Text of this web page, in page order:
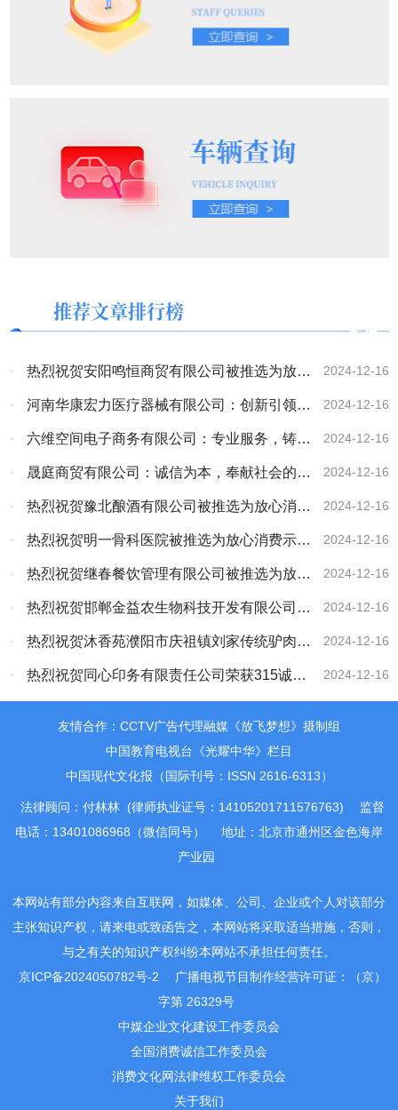
推荐文章排行榜
·
热烈祝贺安阳鸣恒商贸有限公司被推选为放心
消费示范单位
2024-12-16
·
河南华康宏力医疗器械有限公司：创新引领，
诚信致远
2024-12-16
·
六维空间电子商务有限公司：专业服务，铸就
卓越品质
2024-12-16
·
晟庭商贸有限公司：诚信为本，奉献社会的行
业典范
2024-12-16
·
热烈祝贺豫北酿酒有限公司被推选为放心消费
示范单位
2024-12-16
·
热烈祝贺明一骨科医院被推选为放心消费示范
单位
2024-12-16
·
热烈祝贺继春餐饮管理有限公司被推选为放心
消费示范单位
2024-12-16
·
热烈祝贺邯郸金益农生物科技开发有限公司的
蒲公英茶被推选为“百佳地方特色产品”
2024-12-16
·
热烈祝贺沐香苑濮阳市庆祖镇刘家传统驴肉馆
被授予315诚信服务示范理事单位
2024-12-16
·
热烈祝贺同心印务有限责任公司荣获315诚信
服务示范副会长单位
2024-12-16
友情合作：CCTV广告代理融媒《放飞梦想》摄制组
中国教育电视台《光耀中华》栏目
中国现代文化报（国际刊号：ISSN 2616-6313）
法律顾问：付林林 (律师执业证号：14105201711576763)
监督
电话：13401086968（微信同号）
地址：北京市通州区金色海岸
产业园
本网站有部分内容来自互联网，如媒体、公司、企业或个人对该部分
主张知识产权，请来电或致函告之，本网站将采取适当措施，否则，
与之有关的知识产权纠纷本网站不承担任何责任。
京ICP备2024050782号-2
广播电视节目制作经营许可证：（京）
字第 26329号
中媒企业文化建设工作委员会
全国消费诚信工作委员会
消费文化网法律维权工作委员会
关于我们